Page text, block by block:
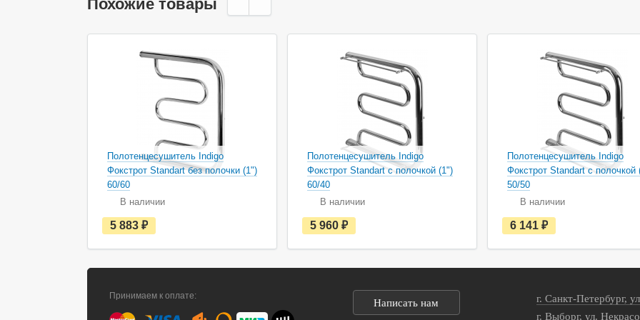
Похожие товары
Полотенцесушитель Indigo
Фокстрот Standart без полочки (1")
60/60
В наличии
е
с
в
л
и
5 883
Полотенцесушитель Indigo
Фокстрот Standart с полочкой (1")
60/40
В наличии
е
с
в
а
и
5 960
Полотенцесушитель Indigo
Фокстрот Standart с полочкой
50/50
В наличии
е
с
в
л
и
6 141
Принимаем к оплате:
Написать нам г. Санкт-Петербург,
г. Выборг, ул.